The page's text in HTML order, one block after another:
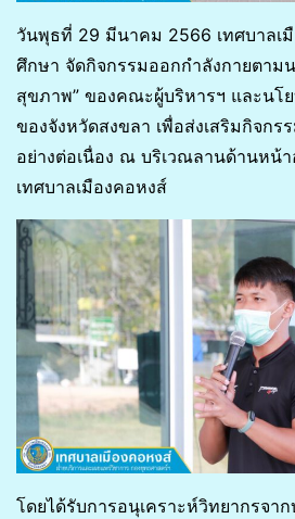
วันพุธที่ 29 มีนาคม 2566 เทศบาลเ
ศึกษา จัดกิจกรรมออกกำลังกายตาม
สุขภาพ” ของคณะผู้บริหารฯ และนโย
ของจังหวัดสงขลา เพื่อส่งเสริมกิจกร
อย่างต่อเนื่อง ณ บริเวณลานด้านหน้
เทศบาลเมืองคอหงส์
โดยได้รับการอนุเคราะห์วิทยากรจา